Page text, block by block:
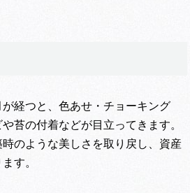
経つと、色あせ・チョーキング
苔の付着などが目立ってきます。
のような美しさを取り戻し、資産
す。